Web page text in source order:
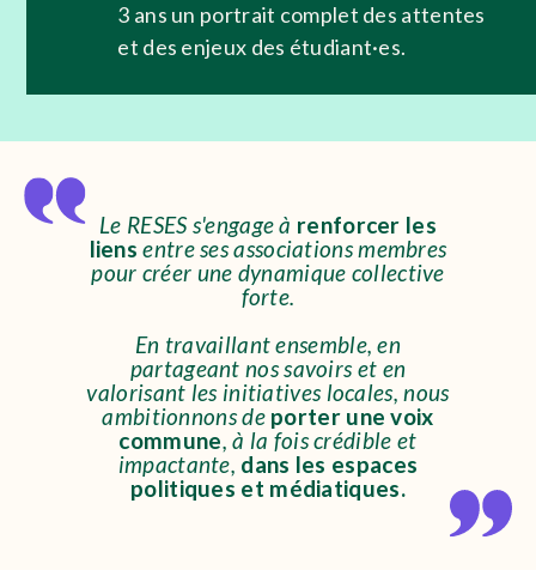
3 ans un portrait complet des attentes
et des enjeux des étudiant·es.
Le RESES s'engage à renforcer les
liensentre ses associationsmembres
pour créer une dynamique collective
forte.
En travaillant ensemble, en
partageant nos savoirs et en
valorisant les initiatives locales, nous
ambitionnons de porter une voix
commune, à la fois crédible et
impactante, dans les espaces
politiques et médiatiques.